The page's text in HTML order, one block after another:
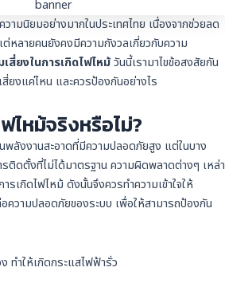
วามนิยมอย่างมากในประเทศไทย เนื่องจากช่วยลด
หลายคนยังคงมีความกังวลเกี่ยวกับความ
เสี่ยงในการเกิดไฟไหม้วันนี้เรามาไขข้อสงสัยกัน
ยงแค่ไหน และควรป้องกันอย่างไร
ไหม้จริงหรือไม่?
พลังงานสะอาดที่มีความปลอดภัยสูง แต่ในบาง
ดตั้งที่ไม่ได้มาตรฐาน ความผิดพลาดต่างๆ เหล่า
รเกิดไฟไหม้ ดังนั้นจึงควรทำความเข้าใจให้
ความปลอดภัยของระบบ เพื่อให้สามารถป้องกัน
ทำให้เกิดกระแสไฟฟ้ารั่ว